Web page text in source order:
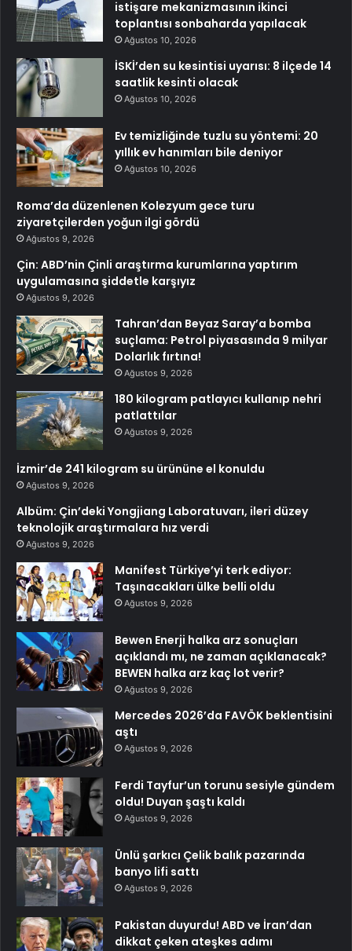
istişare mekanizmasının ikinci
toplantısı sonbaharda yapılacak
Ağustos 10, 2026
İSKİ’den su kesintisi uyarısı: 8 ilçede 14
saatlik kesinti olacak
Ağustos 10, 2026
Ev temizliğinde tuzlu su yöntemi: 20
yıllık ev hanımları bile deniyor
Ağustos 10, 2026
Roma’da düzenlenen Kolezyum gece turu
ziyaretçilerden yoğun ilgi gördü
Ağustos 9, 2026
Çin: ABD’nin Çinli araştırma kurumlarına yaptırım
uygulamasına şiddetle karşıyız
Ağustos 9, 2026
Tahran’dan Beyaz Saray’a bomba
suçlama: Petrol piyasasında 9 milyar
Dolarlık fırtına!
Ağustos 9, 2026
180 kilogram patlayıcı kullanıp nehri
patlattılar
Ağustos 9, 2026
İzmir’de 241 kilogram su ürününe el konuldu
Ağustos 9, 2026
Albüm: Çin’deki Yongjiang Laboratuvarı, ileri düzey
teknolojik araştırmalara hız verdi
Ağustos 9, 2026
Manifest Türkiye’yi terk ediyor:
Taşınacakları ülke belli oldu
Ağustos 9, 2026
Bewen Enerji halka arz sonuçları
açıklandı mı, ne zaman açıklanacak?
BEWEN halka arz kaç lot verir?
Ağustos 9, 2026
Mercedes 2026’da FAVÖK beklentisini
aştı
Ağustos 9, 2026
Ferdi Tayfur’un torunu sesiyle gündem
oldu! Duyan şaştı kaldı
Ağustos 9, 2026
Ünlü şarkıcı Çelik balık pazarında
banyo lifi sattı
Ağustos 9, 2026
Pakistan duyurdu! ABD ve İran’dan
dikkat çeken ateşkes adımı